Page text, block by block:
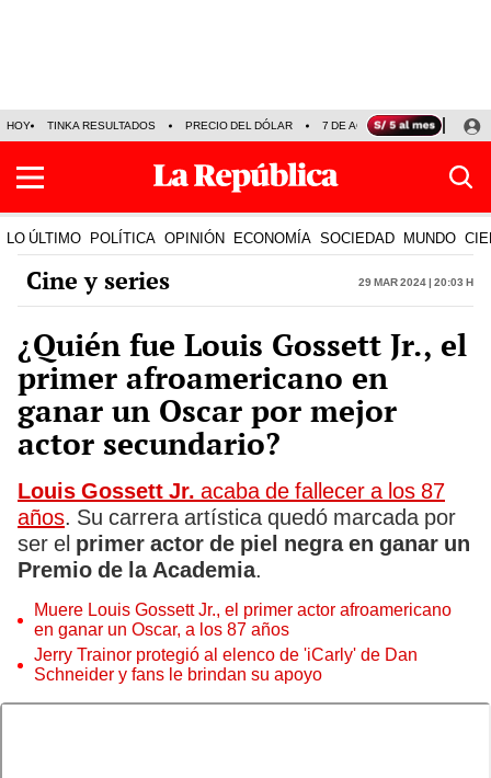
HOY TINKA RESULTADOS PRECIO DEL DÓLAR 7 DE AGOSTO OLLANTA
LO ÚLTIMO POLÍTICA OPINIÓN ECONOMÍA SOCIEDAD MUNDO
Cine y series 29 Mar 2024 | 20:03 h
¿Quién fue Louis Gossett Jr., el
primer afroamericano en
ganar un Oscar por mejor
actor secundario?
Louis Gossett Jr. acaba de fallecer a los 87
años. Su carrera artística quedó marcada por
ser el primer actor de piel negra en ganar un
Premio de la Academia.
Muere Louis Gossett Jr., el primer actor afroamericano
en ganar un Oscar, a los 87 años
Jerry Trainor protegió al elenco de 'iCarly' de Dan
Schneider y fans le brindan su apoyo